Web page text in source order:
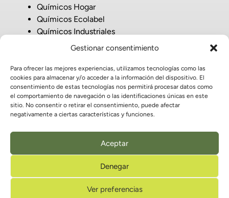
Gestionar consentimiento
Para ofrecer las mejores experiencias, utilizamos tecnologías como las
cookies para almacenar y/o acceder a la información del dispositivo. El
consentimiento de estas tecnologías nos permitirá procesar datos como
el comportamiento de navegación o las identificaciones únicas en este
sitio. No consentir o retirar el consentimiento, puede afectar
negativamente a ciertas características y funciones.
Aceptar
Denegar
Ver preferencias
Químicos Hogar
Químicos Ecolabel
Químicos Industriales
Carretera Castellón de Rugat, 1, 03850
Beniarrés, Alicante
965 51 50 25
info@celuquimia.com
© 2026 CELUQUIMIA · Todos los derechos reservados
Aviso legal
Política de privacidad